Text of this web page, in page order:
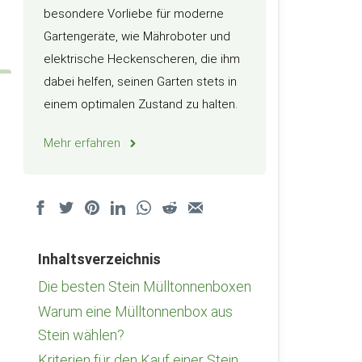
besondere Vorliebe für moderne
Gartengeräte, wie Mähroboter und
elektrische Heckenscheren, die ihm
dabei helfen, seinen Garten stets in
einem optimalen Zustand zu halten.
Mehr erfahren
Inhaltsverzeichnis
Die besten Stein Mülltonnenboxen
Warum eine Mülltonnenbox aus
Stein wählen?